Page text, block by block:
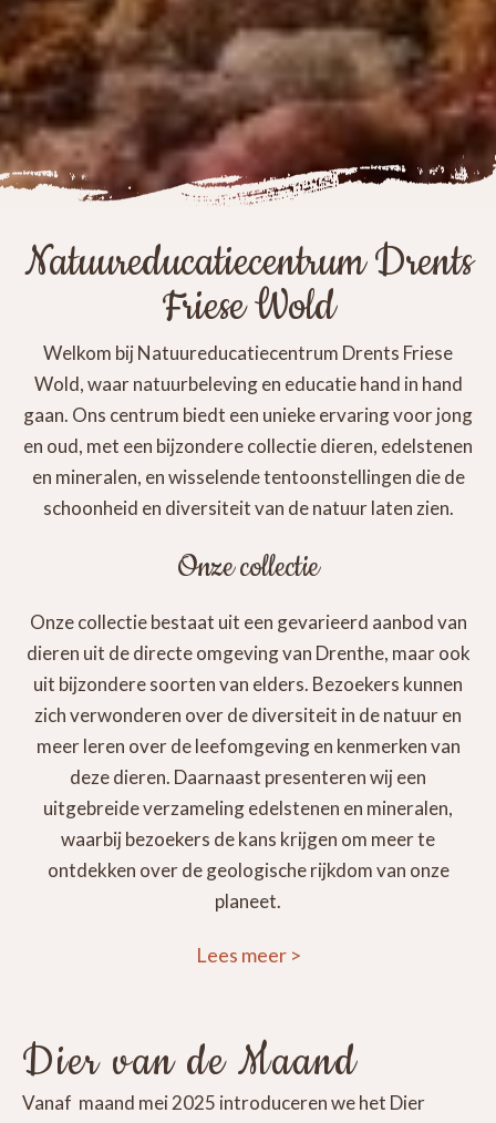
Natuureducatiecentrum Drents
Friese Wold
Welkom bij Natuureducatiecentrum Drents Friese
Wold, waar natuurbeleving en educatie hand in hand
gaan. Ons centrum biedt een unieke ervaring voor jong
en oud, met een bijzondere collectie dieren, edelstenen
en mineralen, en wisselende tentoonstellingen die de
schoonheid en diversiteit van de natuur laten zien.
Onze collectie
Onze collectie bestaat uit een gevarieerd aanbod van
dieren uit de directe omgeving van Drenthe, maar ook
uit bijzondere soorten van elders. Bezoekers kunnen
zich verwonderen over de diversiteit in de natuur en
meer leren over de leefomgeving en kenmerken van
deze dieren. Daarnaast presenteren wij een
uitgebreide verzameling edelstenen en mineralen,
waarbij bezoekers de kans krijgen om meer te
ontdekken over de geologische rijkdom van onze
planeet.
Lees meer >
Dier van de Maand
Vanaf maand mei 2025 introduceren we het Dier